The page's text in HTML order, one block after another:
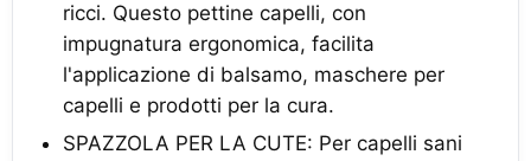
ricci. Questo pettine capelli, con
impugnatura ergonomica, facilita
l'applicazione di balsamo, maschere per
capelli e prodotti per la cura.
SPAZZOLA PER LA CUTE: Per capelli sani